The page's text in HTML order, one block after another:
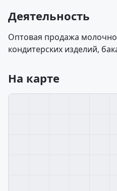
Деятельность
Оптовая продажа
кондитерских изделий,
На карте